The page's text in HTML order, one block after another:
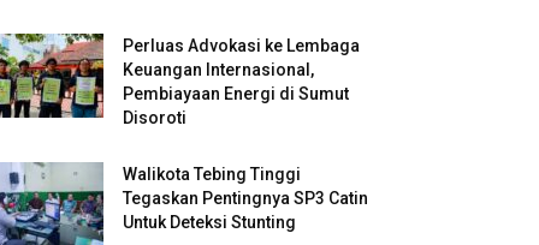
Perluas Advokasi ke Lembaga
Keuangan Internasional,
Pembiayaan Energi di Sumut
Disoroti
Walikota Tebing Tinggi
Tegaskan Pentingnya SP3 Catin
Untuk Deteksi Stunting